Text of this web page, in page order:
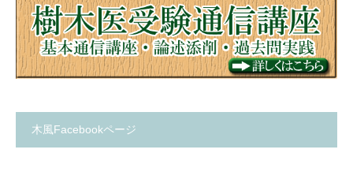
木風Facebookページ